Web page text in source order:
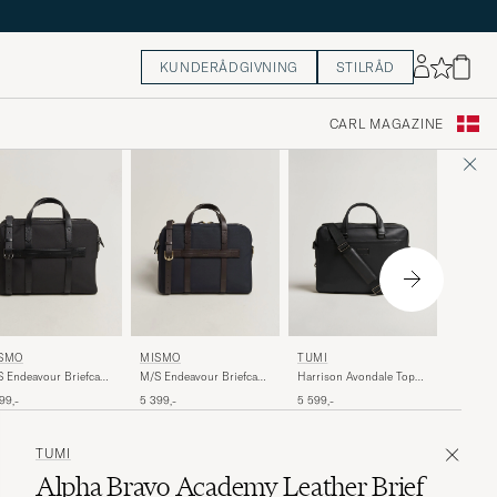
KUNDERÅDGIVNING STILRÅD
CARL MAGAZINE
Endeavour Briefcase
MISMO
M/S Endeavour Briefcase
5 399,-
TUMI
Harrison Avondale Top
5 599,-
TUMI
Alpha Bravo Academy Leather Brief